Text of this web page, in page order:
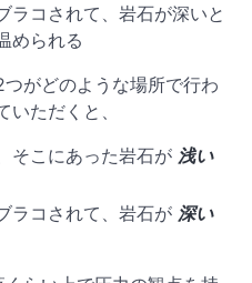
ラコされて、岩石が深いと
められる
がどのような場所で行わ
ただくと、
そこにあった岩石が 浅い
ラコされて、岩石が 深い